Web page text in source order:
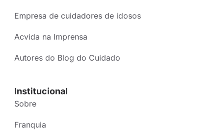
Empresa de cuidadores de idosos
Acvida na Imprensa
Autores do Blog do Cuidado
Institucional
Sobre
Franquia